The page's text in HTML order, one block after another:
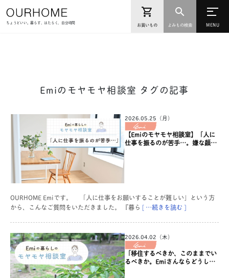
ちょうどいい。暮らす、はたらく、自分時間
Emiのモヤモヤ相談室 タグの記事
2026.05.25（月）
【Emiのモヤモヤ相談室】「人に
仕事を振るのが苦手…。嫌な顔さ
OURHOME Emiです。 「人に仕事をお願いすることが難しい」という方
から、こんなご質問をいただきました。 『暮ら [ …続きを読む ]
2026.04.02（木）
「移住するべきか、このままでい
るべきか。Emiさんならどうしま
お買いもの よみもの検索